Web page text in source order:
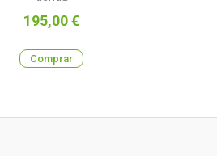
Precio
195,00 €
Comprar